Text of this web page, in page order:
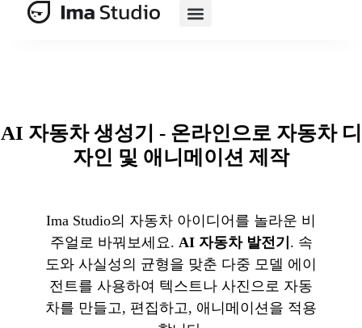
AI 자동차 생성기 - 온라인으로 자동차 디
자인 및 애니메이션 제작
Ima Studio의 자동차 아이디어를 놀라운 비
주얼로 바꿔보세요. AI 자동차 발전기 . 속
도와 사실성의 균형을 맞춘 다중 모델 에이
전트를 사용하여 텍스트나 사진으로 자동
차를 만들고, 편집하고, 애니메이션을 적용